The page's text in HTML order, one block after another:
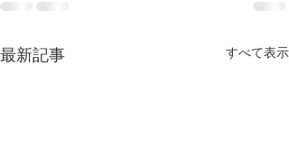
最新記事 すべて表示